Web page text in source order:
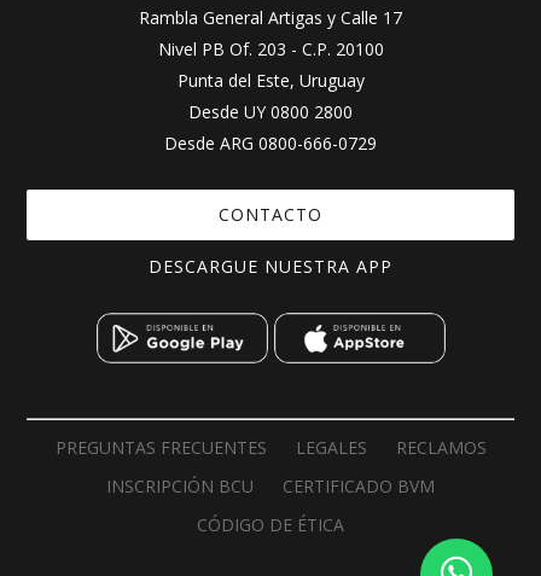
Rambla General Artigas y Calle 17
Nivel PB Of. 203 - C.P. 20100
Punta del Este, Uruguay
Desde UY 0800 2800
Desde ARG 0800-666-0729
CONTACTO
DESCARGUE NUESTRA APP
PREGUNTAS FRECUENTES LEGALES
RECLAMOS
INSCRIPCIÓN BCU
CERTIFICADO BVM
CÓDIGO DE ÉTICA